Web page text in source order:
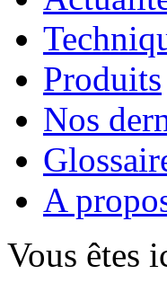
Produits
Nos
A
Vous êtes